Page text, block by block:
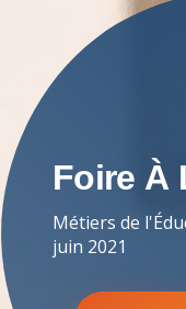
Foire À
Métiers de
juin 2021